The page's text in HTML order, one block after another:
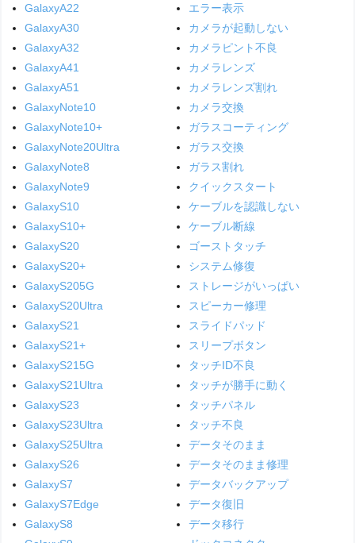
GalaxyA22
GalaxyA30
GalaxyA32
GalaxyA41
GalaxyA51
GalaxyNote10
GalaxyNote10+
GalaxyNote20Ultra
GalaxyNote8
GalaxyNote9
GalaxyS10
GalaxyS10+
GalaxyS20
GalaxyS20+
GalaxyS205G
GalaxyS20Ultra
GalaxyS21
GalaxyS21+
GalaxyS215G
GalaxyS21Ultra
GalaxyS23
GalaxyS23Ultra
GalaxyS25Ultra
GalaxyS26
GalaxyS7
GalaxyS7Edge
GalaxyS8
エラー表示
カメラが起動しない
カメラピント不良
カメラレンズ
カメラレンズ割れ
カメラ交換
ガラスコーティング
ガラス交換
ガラス割れ
クイックスタート
ケーブルを認識しない
ケーブル断線
ゴーストタッチ
システム修復
ストレージがいっぱい
スピーカー修理
スライドパッド
スリープボタン
タッチID不良
タッチが勝手に動く
タッチパネル
タッチ不良
データそのまま
データそのまま修理
データバックアップ
データ復旧
データ移行